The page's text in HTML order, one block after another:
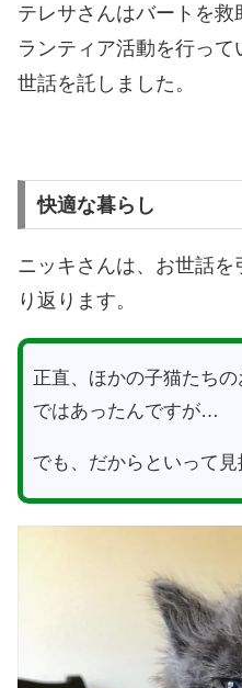
テレサさんはバートを
ランティア活動を行っ
世話を託しました。
快適な暮らし
ニッキさんは、お世話
り返ります。
正直、ほかの子猫たち
ではあったんですが…
でも、だからといって見